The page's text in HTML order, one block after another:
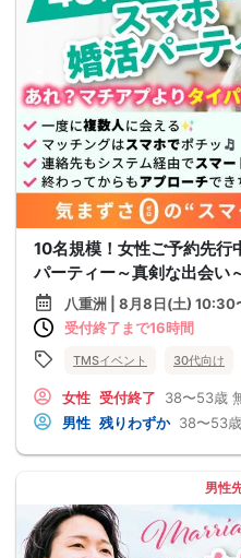
10名規模！女性ご予約先
パーティー～真剣な出会い
八重洲 | 8月8日(土) 10:30
受付終了まで16時間
TMSイベント 30代向け
女性 受付終了 38〜53歳
男性 残りわずか 38〜53歳
男性